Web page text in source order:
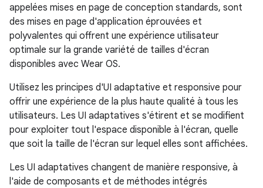
appelées mises en page de conception standards, sont
des mises en page d'application éprouvées et
polyvalentes qui offrent une expérience utilisateur
optimale sur la grande variété de tailles d'écran
disponibles avec Wear OS.
Utilisez les principes d'UI adaptative et responsive pour
offrir une expérience de la plus haute qualité à tous les
utilisateurs. Les UI adaptatives s'étirent et se modifient
pour exploiter tout l'espace disponible à l'écran, quelle
que soit la taille de l'écran sur lequel elles sont affichées.
Les UI adaptatives changent de manière responsive, à
l'aide de composants et de méthodes intégrés